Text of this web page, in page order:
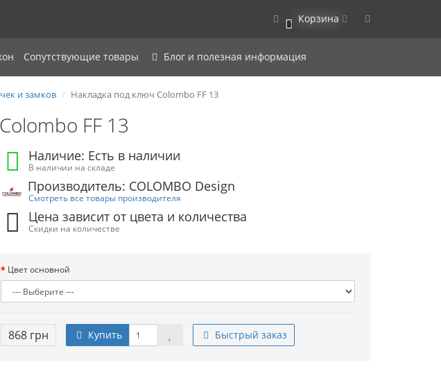
0 Корзина
Сопутствующие товары Блог и полезная информация
и замков Накладка под ключ Colombo FF 13
FF 13
Наличие: Есть в наличии
В наличии на складе
Производитель: COLOMBO Design
Смотреть все товары производителя
Цена зависит от цвета и количества
Скидки на количестве
Цвет основной
868 грн Купить Быстрый заказ